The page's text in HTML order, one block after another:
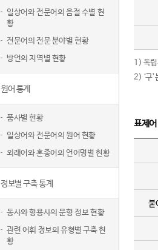
일상어와 전문어의 음절 수별 현
황
전문어의 전문 분야별 현황
방언의 지역별 현황
원어 통계
품사별 현황
일상어와 전문어의 원어 현황
외래어와 혼종어의 언어명별 현황
정보별 구축 통계
동사와 형용사의 문형 정보 현황
관련 어휘 정보의 유형별 구축 현
황
1) 독립
2) ‘구
표제
붙